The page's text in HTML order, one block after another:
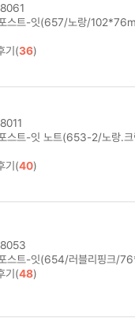
스트-잇(657/노랑/
기(36)
스트-잇 노트(653-2/노랑.
기(40)
스트-잇(654/러블리핑크/
기(48)